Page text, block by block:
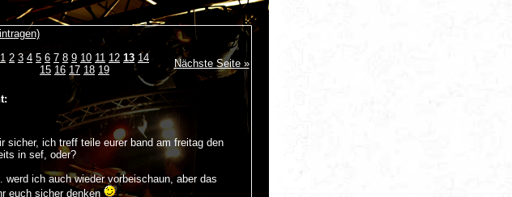
1 2 3 4 5 6 7 8 9 10 11 12 13 14
15 16 17 18 19
Nächste Seite »
sicher, ich treff teile eurer band am freitag den
in sef, oder?
werd ich auch wieder vorbeischaun, aber das
euch sicher denken